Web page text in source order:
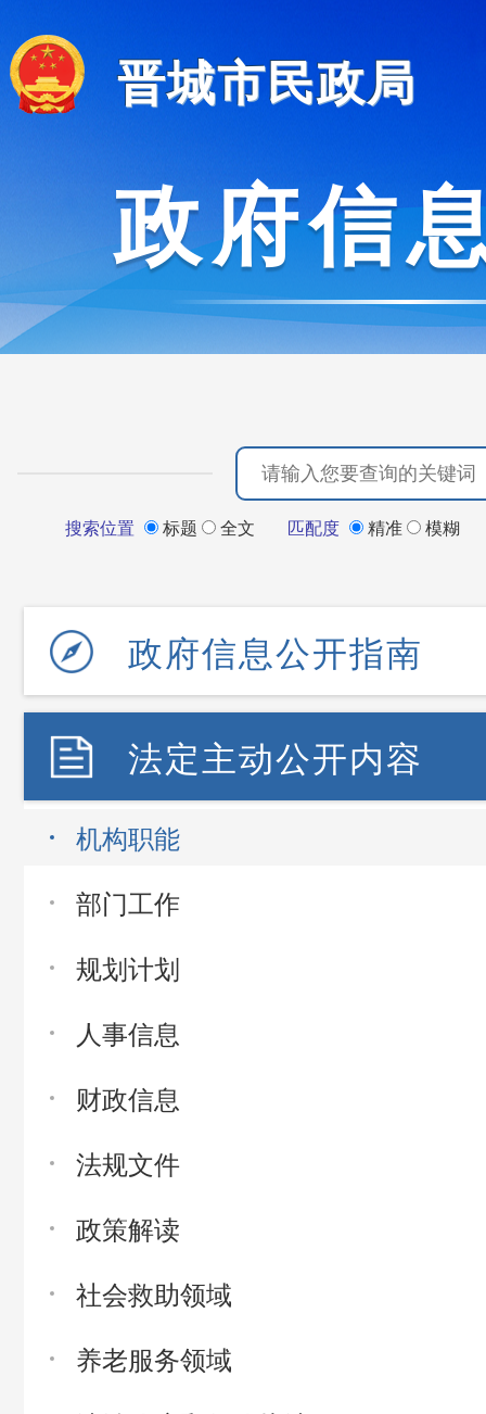
晋城市民政局
政府信
搜索位置 标题 全文 匹配度 精准 模糊
政府信息公开指南
法定主动公开内容
机构职能
部门工作
规划计划
人事信息
财政信息
法规文件
政策解读
社会救助领域
养老服务领域